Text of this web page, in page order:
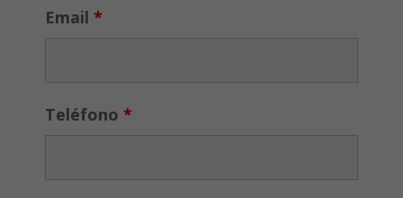
Email *
Teléfono *